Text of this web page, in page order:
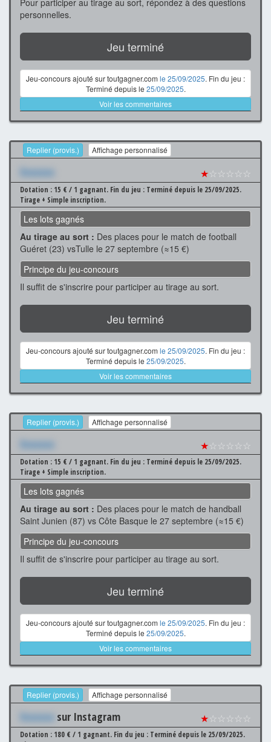
personnelles.
Jeu terminé
Jeu-concours ajouté sur toutgagner.com le 25/09/2025. Fin du jeu :
Terminé depuis le 25/09/2025.
Voir les commentaires
Replier (provis.) Affichage personnalisé
Xxxxxxx ★☆☆☆☆☆
Dotation : 15 € / 1 gagnant. Fin du jeu : Terminé depuis le 25/09/2025.
Tirage + Simple inscription.
Les lots gagnés
Au tirage au sort : Des places pour le match de football
Guéret (23) vsTulle le 27 septembre (≈15 €)
Principe du jeu-concours
Il suffit de s'inscrire pour participer au tirage au sort.
Jeu terminé
Jeu-concours ajouté sur toutgagner.com le 25/09/2025. Fin du jeu :
Terminé depuis le 25/09/2025.
Voir les commentaires
Replier (provis.) Affichage personnalisé
Xxxxxxx ★☆☆☆☆☆
Dotation : 15 € / 1 gagnant. Fin du jeu : Terminé depuis le 25/09/2025.
Tirage + Simple inscription.
Les lots gagnés
Au tirage au sort : Des places pour le match de handball
Saint Junien (87) vs Côte Basque le 27 septembre (≈15 €)
Principe du jeu-concours
Il suffit de s'inscrire pour participer au tirage au sort.
Jeu terminé
Jeu-concours ajouté sur toutgagner.com le 25/09/2025. Fin du jeu :
Terminé depuis le 25/09/2025.
Voir les commentaires
Replier (provis.) Affichage personnalisé
Xxxxxxx sur Instagram ★☆☆☆☆☆
Dotation : 180 € / 1 gagnant. Fin du jeu : Terminé depuis le 25/09/2025.